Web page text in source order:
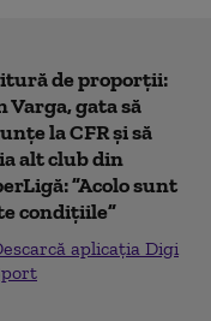
de proporții:
Varga, gata să
la CFR și să
alt club din
”Acolo sunt
condițiile”
aplicația Digi